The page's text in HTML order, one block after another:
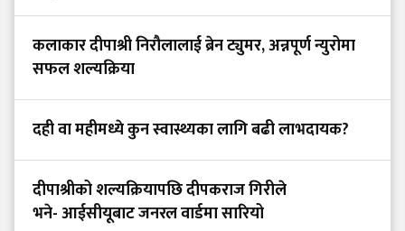
कलाकार दीपाश्री निरौलालाई ब्रेन ट्युमर, अन्नपूर्ण न्युरोमा
सफल शल्यक्रिया
दही वा महीमध्ये कुन स्वास्थ्यका लागि बढी लाभदायक?
दीपाश्रीको शल्यक्रियापछि दीपकराज गिरीले
भने- आईसीयूबाट जनरल वार्डमा सारियो